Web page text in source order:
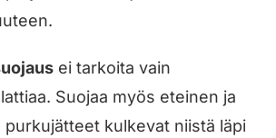
ei tarkoita vain
Suojaa myös eteinen ja
purkujätteet kulkevat niistä läpi